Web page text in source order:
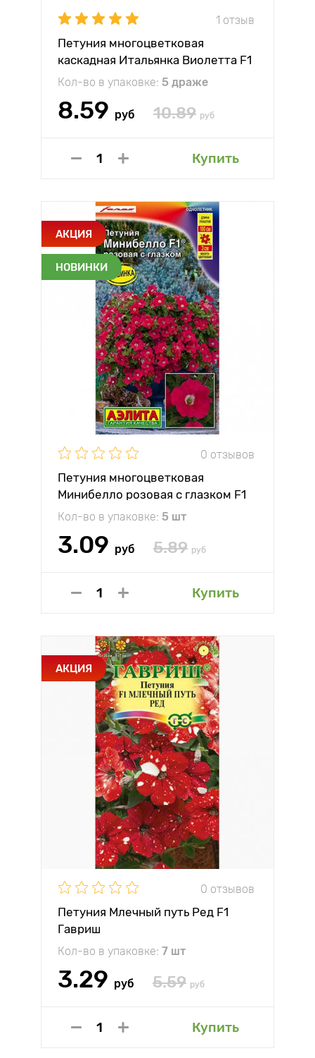
1 отзыв
Петуния многоцветковая
каскадная Итальянка Виолетта F1
Партнер
Кол-во в упаковке: 5 драже
8.59 руб 10.89 руб
Купить
АКЦИЯ
НОВИНКИ
0 отзывов
Петуния многоцветковая
Минибелло розовая с глазком F1
Аэлита
Кол-во в упаковке: 5 шт
3.09 руб 5.89 руб
Купить
АКЦИЯ
0 отзывов
Петуния Млечный путь Ред F1
Гавриш
Кол-во в упаковке: 7 шт
3.29 руб 5.59 руб
Купить